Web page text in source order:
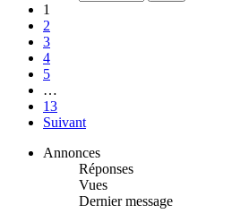
1
2
3
4
5
…
13
Suivant
Annonces
Réponses
Vues
Dernier message